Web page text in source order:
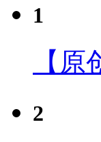
1
【
2